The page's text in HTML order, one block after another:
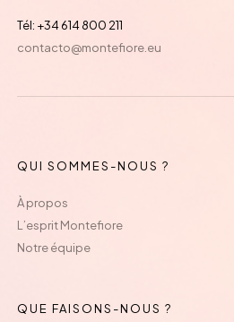
Tél: +34 614 800 211
contacto@montefiore.eu
QUI SOMMES-NOUS ?
À propos
L’esprit Montefiore
Notre équipe
QUE FAISONS-NOUS ?